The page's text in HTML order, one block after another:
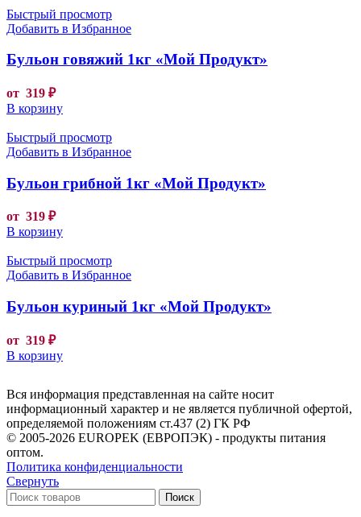
Быстрый просмотр
Добавить в Избранное
Бульон говяжий 1кг «Мой Продукт»
от 319 ₽
В корзину
Быстрый просмотр
Добавить в Избранное
Бульон грибной 1кг «Мой Продукт»
от 319 ₽
В корзину
Быстрый просмотр
Добавить в Избранное
Бульон куриный 1кг «Мой Продукт»
от 319 ₽
В корзину
Вся информация представленная на сайте носит
информационный характер и не является публичной офертой,
определяемой положениям ст.437 (2) ГК РФ
© 2005-2026 EUROPEK (ЕВРОПЭК) - продукты питания
оптом.
Политика конфиденциальности
Свернуть
Поиск